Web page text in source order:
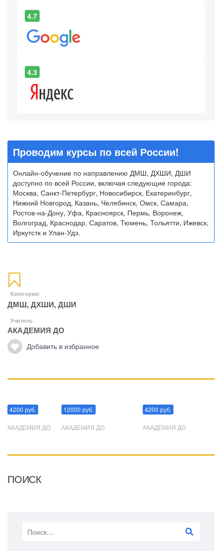
4.7
4.3
Проводим курсы по всей России!
Онлайн-обучение по направлению ДМШ, ДХШИ, ДШИ
доступно по всей России, включая следующие города:
Москва, Санкт-Петербург, Новосибирск, Екатеринбург,
Нижний Новгород, Казань, Челябинск, Омск, Самара,
Ростов-на-Дону, Уфа, Красноярск, Пермь, Воронеж,
Волгоград, Краснодар, Саратов, Тюмень, Тольятти, Ижевск,
Иркутстк и Улан-Удэ.
Категория:
ДМШ, ДХШИ, ДШИ
Учитель
АКАДЕМИЯ ДО
Добавить в избранное
4200 руб.
АКАДЕМИЯ ДО
12000 руб.
АКАДЕМИЯ ДО
4200 руб.
АКАДЕМИЯ ДО
ПОИСК